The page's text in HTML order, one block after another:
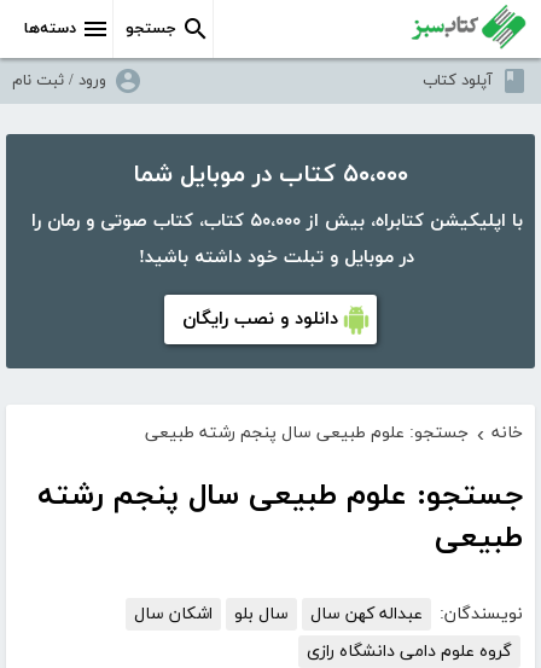
دسته‌ها جستجو
آپلود کتاب ورود / ثبت نام
۵۰،۰۰۰ کتاب در موبایل شما
با اپلیکیشن کتابراه، بیش از ۵۰،۰۰۰ کتاب، کتاب صوتی و رمان را
در موبایل و تبلت خود داشته باشید!
دانلود و نصب رایگان
خانه › جستجو: علوم طبیعی سال پنجم رشته طبیعی
جستجو: علوم طبیعی سال پنجم رشته
طبیعی
نویسندگان: عبداله کهن سال سال بلو
اشکان سال
گروه علوم دامی دانشگاه رازی